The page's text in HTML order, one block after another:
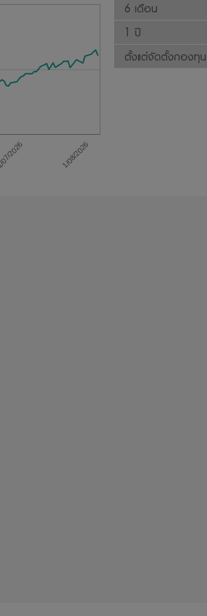
6 เดือน
1 ปี
ตั้งแต่จัดตั้งกองทุน
1/07/2026 1/08/2026